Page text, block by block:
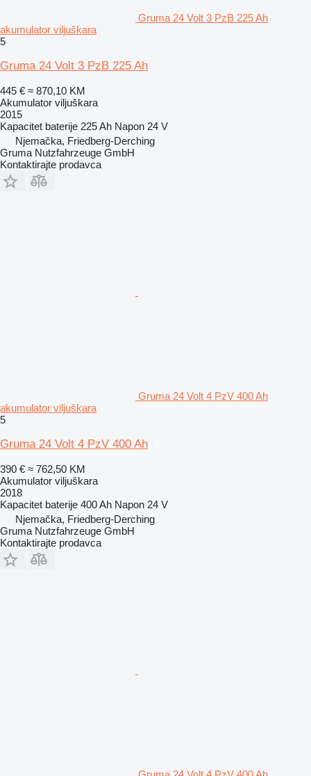
Gruma 24 Volt 3 PzB 225 Ah
akumulator viljuškara
5
Gruma 24 Volt 3 PzB 225 Ah
445 € ≈ 870,10 KM
Akumulator viljuškara
2015
Kapacitet baterije 225 Ah Napon 24 V
Njemačka, Friedberg-Derching
Gruma Nutzfahrzeuge GmbH
Kontaktirajte prodavca
Gruma 24 Volt 4 PzV 400 Ah
akumulator viljuškara
5
Gruma 24 Volt 4 PzV 400 Ah
390 € ≈ 762,50 KM
Akumulator viljuškara
2018
Kapacitet baterije 400 Ah Napon 24 V
Njemačka, Friedberg-Derching
Gruma Nutzfahrzeuge GmbH
Kontaktirajte prodavca